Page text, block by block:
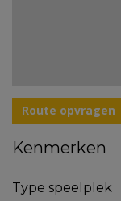
Route opvragen
Kenmerken
Type speelplek